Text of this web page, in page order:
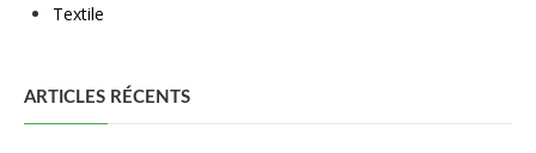
Textile
ARTICLES RÉCENTS